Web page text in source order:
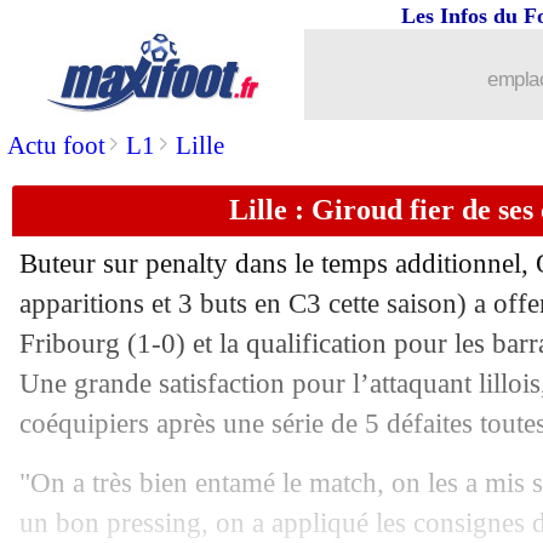
Actu foot> L1 > Lille
Les Infos du
Lille : Giroud fier de ses
Buteur sur penalty dans le temps additionnel,
apparitions et 3 buts en C3 cette saison) a
Fribourg (1-0) et la qualification pour les
Une grande satisfaction pour l’attaquant
coéquipiers après une série de 5 défaites
"On a très bien entamé le match, on les a mis
un bon pressing, on a appliqué les